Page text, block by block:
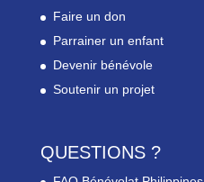
Faire un don
Parrainer un enfant
Devenir bénévole
Soutenir un projet
QUESTIONS ?